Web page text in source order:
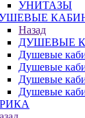
УНИТАЗЫ
Назад
ДУШЕВЫЕ
Душевые
Душевые
Душевые
Душевые